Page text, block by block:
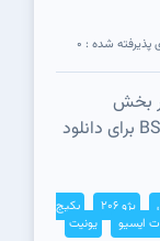
بخش
دانلودها جزوه تعمیر BSI BM34 COM2000 برای دانلود
پژو 206
پکیج
ایسیو
یونیت